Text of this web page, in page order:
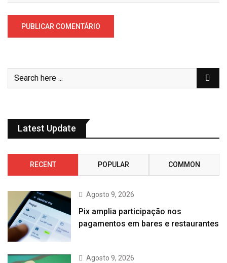
Latest Update
RECENT POPULAR COMMON
Agosto 9, 2026
Pix amplia participação nos
pagamentos em bares e restaurantes
Agosto 9, 2026